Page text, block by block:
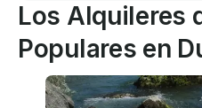
Los Alquileres
Populares en